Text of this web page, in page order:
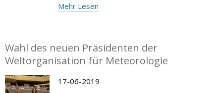
Mehr Lesen
Wahl des neuen Präsidenten der
Weltorganisation für Meteorologie
17-06-2019